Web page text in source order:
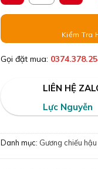
Kiểm Tra
Gọi đặt mua:
LIÊN HỆ
Lực Nguyễn
Danh mục: Gương chiếu hậu